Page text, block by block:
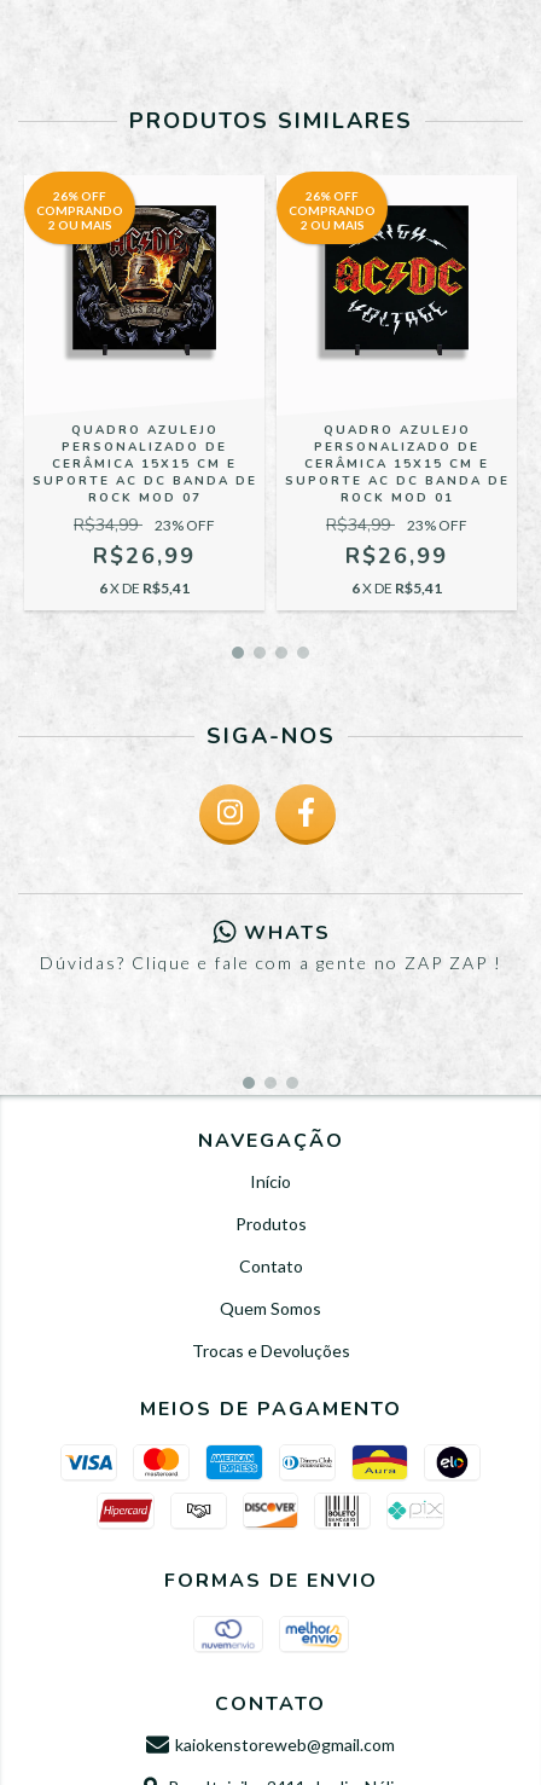
PRODUTOS SIMILARES
26% OFF
COMPRANDO
2 OU MAIS
QUADRO AZULEJO
PERSONALIZADO DE
CERÂMICA 15X15 CM E
SUPORTE AC DC BANDA DE
ROCK MOD 07
R$34,99 23% OFF
R$26,99
6X DE R$5,41
26% OFF
COMPRANDO
2 OU MAIS
QUADRO AZULEJO
PERSONALIZADO DE
CERÂMICA 15X15 CM E
SUPORTE AC DC BANDA DE
ROCK MOD 01
R$34,99 23% OFF
R$26,99
6X DE R$5,41
SIGA-NOS
WHATS
Dúvidas? Clique e fale com a gente no ZAP ZAP !
NAVEGAÇÃO
Início
Produtos
Contato
Quem Somos
Trocas e Devoluções
MEIOS DE PAGAMENTO
FORMAS DE ENVIO
CONTATO
kaiokenstoreweb@gmail.com